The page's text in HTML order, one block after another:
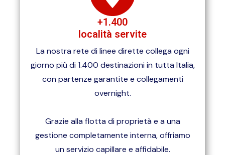
+1.400
località servite
La nostra rete di linee dirette collega ogni
giorno più di 1.400 destinazioni in tutta Italia,
con partenze garantite e collegamenti
overnight.
Grazie alla flotta di proprietà e a una
gestione completamente interna, offriamo
un servizio capillare e affidabile.